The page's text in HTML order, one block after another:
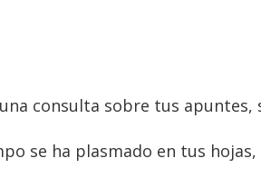
consulta sobre tus apuntes,
se ha plasmado en tus hojas,